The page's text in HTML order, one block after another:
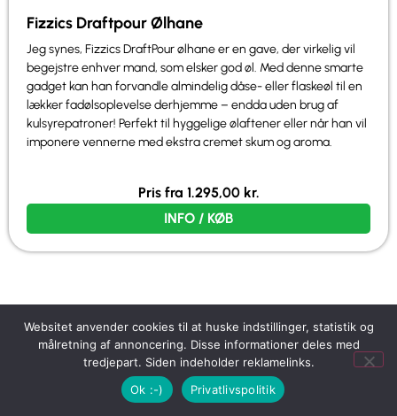
Fizzics Draftpour Ølhane
Jeg synes, Fizzics DraftPour ølhane er en gave, der virkelig vil
begejstre enhver mand, som elsker god øl. Med denne smarte
gadget kan han forvandle almindelig dåse- eller flaskeøl til en
lækker fadølsoplevelse derhjemme – endda uden brug af
kulsyrepatroner! Perfekt til hyggelige ølaftener eller når han vil
imponere vennerne med ekstra cremet skum og aroma.
Pris fra 1.295,00 kr.
INFO / KØB
Websitet anvender cookies til at huske indstillinger, statistik og
målretning af annoncering. Disse informationer deles med
tredjepart. Siden indeholder reklamelinks.
Ok :-)
Privatlivspolitik